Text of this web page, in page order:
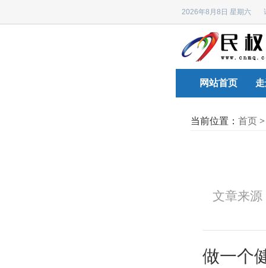
2026年8月8日 星期六
网站首页
当前位置： 首页
文章来
做一个